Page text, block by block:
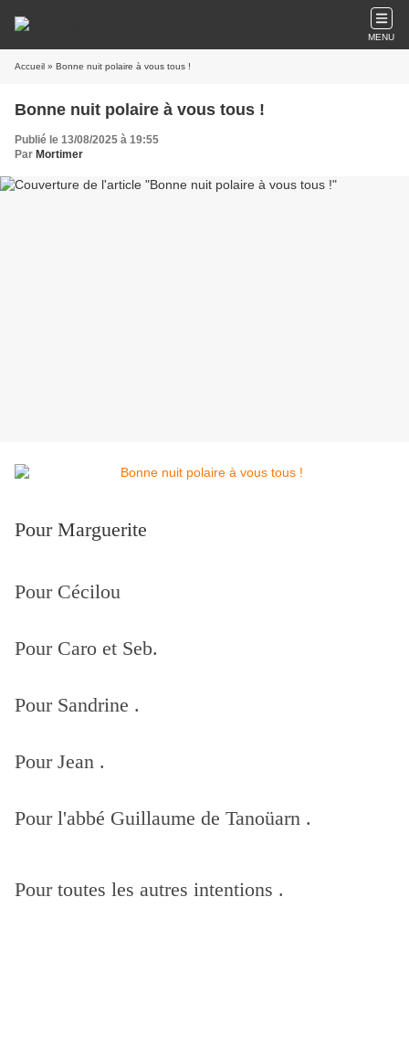
MENU
Accueil » Bonne nuit polaire à vous tous !
Bonne nuit polaire à vous tous !
Publié le 13/08/2025 à 19:55
Par Mortimer
Pour Marguerite
Pour Cécilou
Pour Caro et Seb.
Pour Sandrine .
Pour Jean .
Pour l'abbé Guillaume de Tanoüarn .
Pour toutes les autres intentions .